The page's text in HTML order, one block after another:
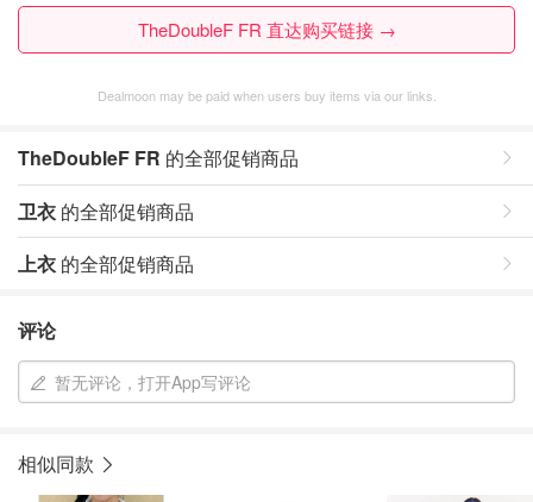
TheDoubleF FR 直达购买链接 →
Dealmoon may be paid when users buy items via our links.
TheDoubleF FR 的全部促销商品
卫衣 的全部促销商品
上衣 的全部促销商品
评论
暂无评论，打开App写评论
相似同款